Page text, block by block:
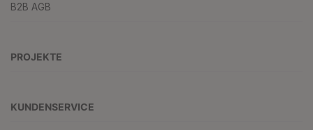
B2B AGB
PROJEKTE
KUNDENSERVICE